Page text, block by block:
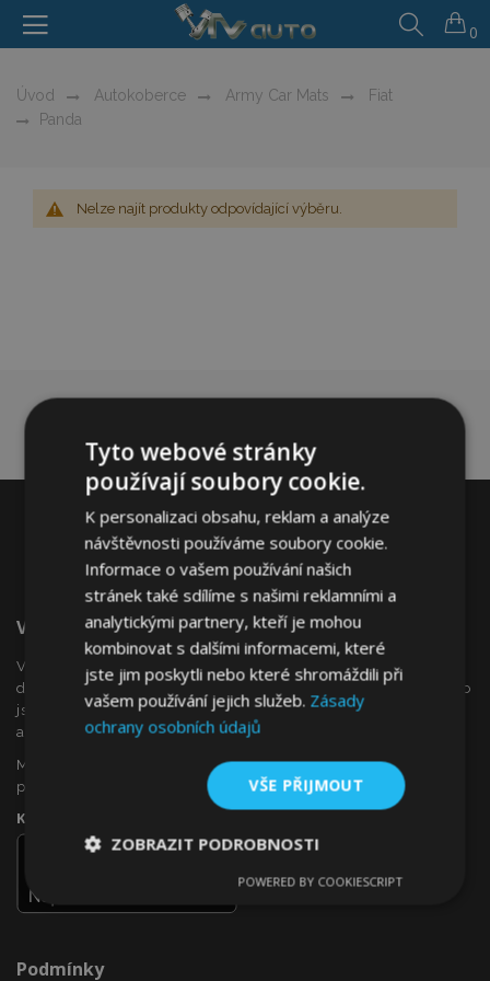
0
Úvod Autokoberce Army Car Mats
Fiat
Panda
Nelze najít produkty odpovídající výběru.
Vítejte Na VTVauto.cz
VTVauto je maloobchodním prodejcem a velkoobchodním
dodavatelem autopříslušenství a autodoplňků v Evropě, jako
jsou např .: ozdobné kryty kol (poklice), okenní deflektory,
autopotahy, autorohože, chromové kryty a rámy, ...
Máte zájem o dropshipping, nebo se chcete stát naším
partnerem?
Kontaktujte nás ještě dnes!
Podmínky
Tyto webové stránky
používají soubory cookie.
K personalizaci obsahu, reklam a analýze
návštěvnosti používáme soubory cookie.
Informace o vašem používání našich
stránek také sdílíme s našimi reklamními a
analytickými partnery, kteří je mohou
kombinovat s dalšími informacemi, které
jste jim poskytli nebo které shromáždili při
vašem používání jejich služeb. Zásady
ochrany osobních údajů
VŠE PŘIJMOUT
ZOBRAZIT PODROBNOSTI
nutné
Výkonové
soubory
Soubory
POWERED BY COOKIESCRIPT